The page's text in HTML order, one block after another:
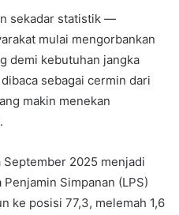
sekadar statistik —
mulai mengorbankan
demi kebutuhan jangka
sebagai cermin dari
makin menekan
September 2025 menjadi
Simpanan (LPS)
ke posisi 77,3, melemah 1,6